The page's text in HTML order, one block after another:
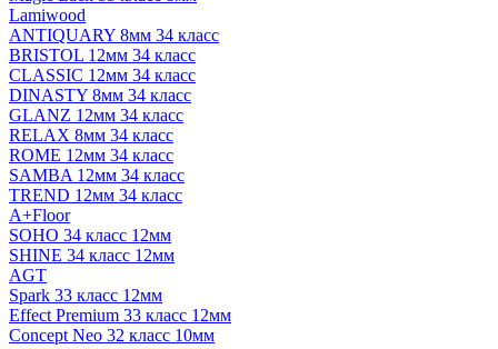
Lamiwood
ANTIQUARY 8мм 34 класс
BRISTOL 12мм 34 класс
CLASSIC 12мм 34 класс
DINASTY 8мм 34 класс
GLANZ 12мм 34 класс
RELAX 8мм 34 класс
ROME 12мм 34 класс
SAMBA 12мм 34 класс
TREND 12мм 34 класс
A+Floor
SOHO 34 класс 12мм
SHINE 34 класс 12мм
AGT
Spark 33 класс 12мм
Effect Premium 33 класс 12мм
Concept Neo 32 класс 10мм